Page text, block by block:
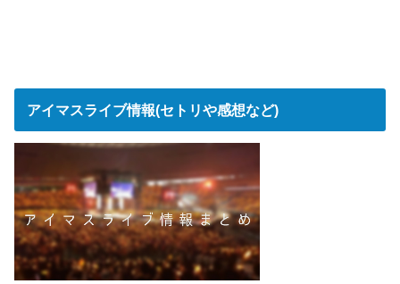
アイマスライブ情報(セトリや感想など)